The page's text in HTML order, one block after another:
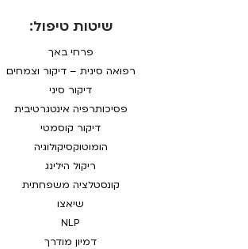
שיטות טיפול:
פרחי באך
רפואה סינית – דיקור וצמחים
דיקור סיני
פסיכותרפיה אינטגרטיבית
דיקור קוסמטי
הומוטוקסיקולוגיה
ריקול הילינג
קונסטלציה משפחתית
שיאצו
NLP
דמיון מודרך